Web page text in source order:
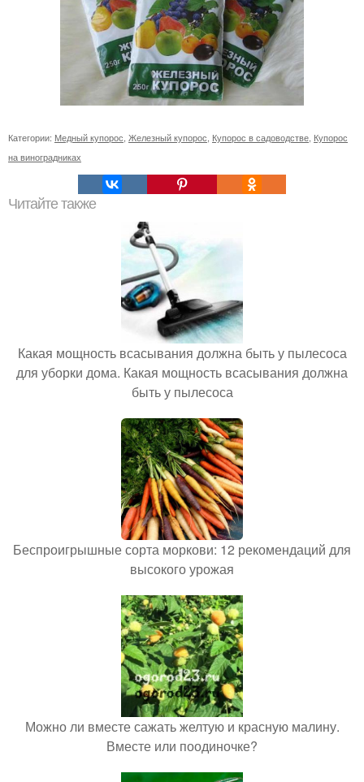
Категории: Медный купорос Железный купорос Купорос в садоводстве Купорос
на виноградниках
Читайте также
Какая мощность всасывания должна быть у пылесоса
для уборки дома. Какая мощность всасывания должна
быть у пылесоса
Беспроигрышные сорта моркови: 12 рекомендаций для
высокого урожая
Можно ли вместе сажать желтую и красную малину.
Вместе или поодиночке?